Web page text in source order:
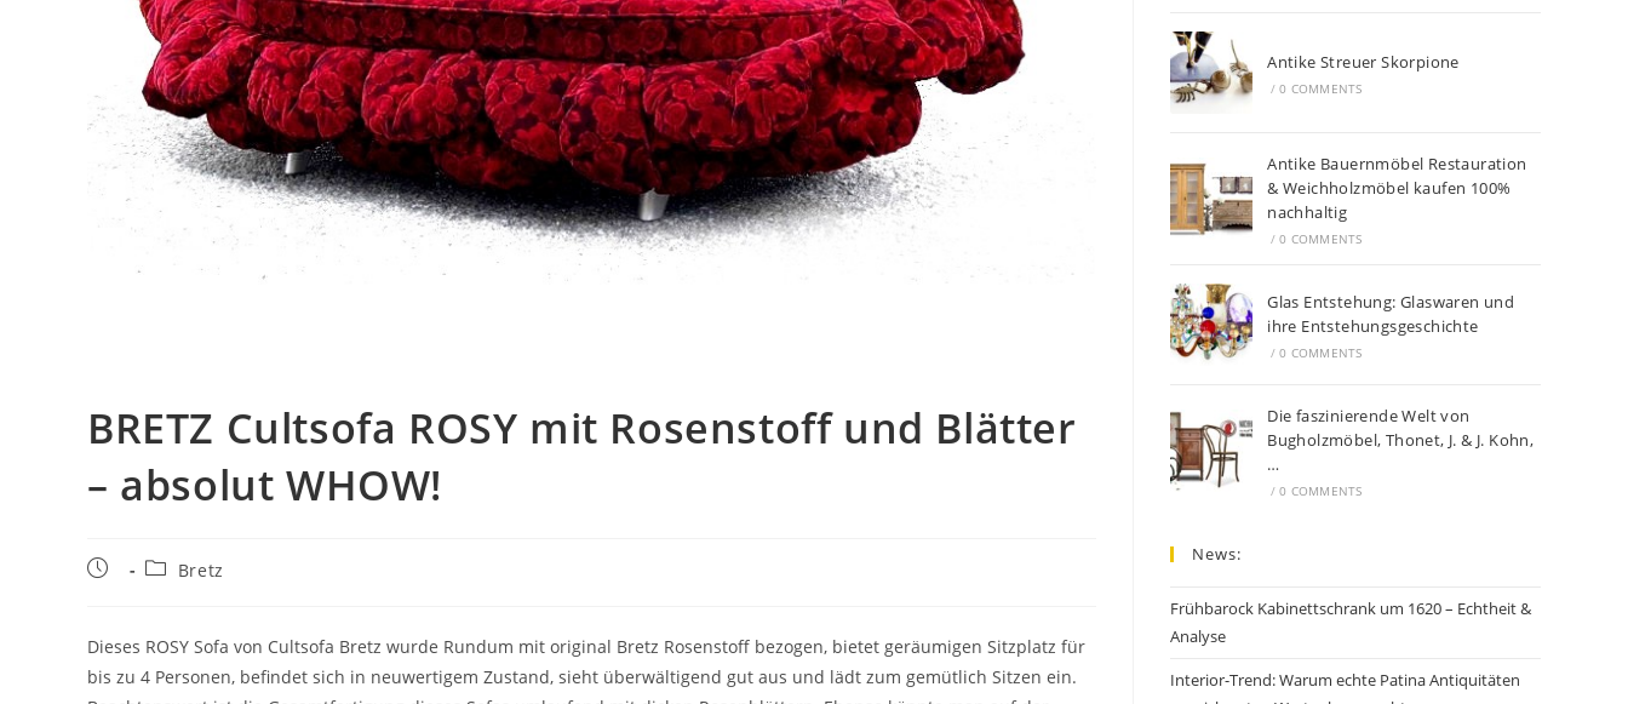
BRETZ Cultsofa ROSY mit Rosenstoff und Blätter
– absolut WHOW!
Bretz
Dieses ROSY Sofa von Cultsofa Bretz wurde Rundum mit original Bretz Rosenstoff bezogen, bietet geräumigen Sitzplatz für
bis zu 4 Personen, befindet sich in neuwertigem Zustand, sieht überwältigend gut aus und lädt zum gemütlich Sitzen ein.
Antike Streuer Skorpione
/ 0 COMMENTS
Antike Bauernmöbel Restauration
& Weichholzmöbel kaufen 100%
nachhaltig
/ 0 COMMENTS
Glas Entstehung: Glaswaren und
ihre Entstehungsgeschichte
/ 0 COMMENTS
Die faszinierende Welt von
Bugholzmöbel, Thonet, J. & J. Kohn,
…
/ 0 COMMENTS
News:
Frühbarock Kabinettschrank um 1620 – Echtheit &
Analyse
Interior-Trend: Warum echte Patina Antiquitäten